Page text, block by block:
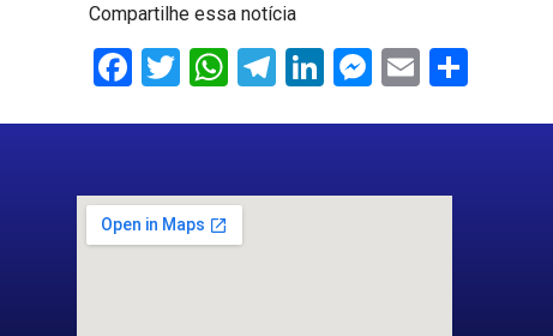
Compartilhe essa notícia
Facebook
Twitter
WhatsApp
Telegram
LinkedIn
Messenger
Email